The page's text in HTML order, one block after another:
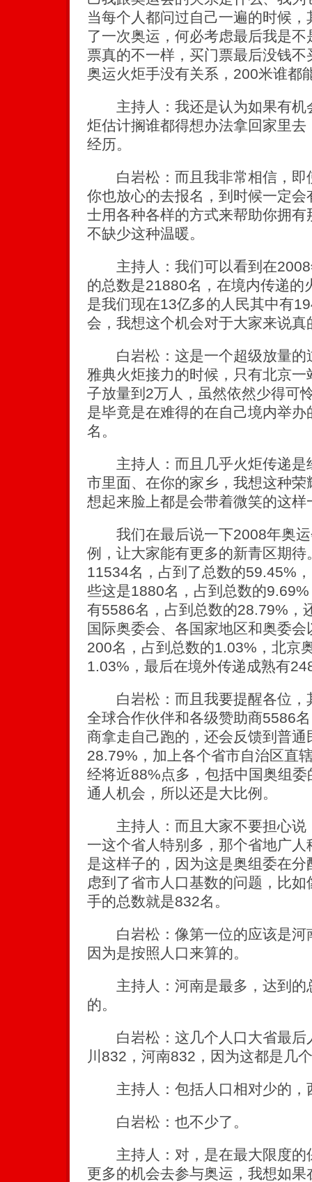
当每个人都问过自己一遍的时候
了一次奥运，何必考虑最后我是
票真的不一样，买门票最后没钱
奥运火炬手没有关系，200米谁都
主持人：我还是认为如果有机
炬估计搁谁都得想办法拿回家里
经历。
白岩松：而且我非常相信，即
你也放心的去报名，到时候一定
士用各种各样的方式来帮助你拥
不缺少这种温暖。
主持人：我们可以看到在2008
的总数是21880名，在境内传递的
是我们现在13亿多的人民其中有
会，我想这个机会对于大家来说真
白岩松：这是一个超级放量的
雅典火炬接力的时候，只有北京
子放量到2万人，虽然依然少得可
是毕竟是在难得的在自己境内举
名。
主持人：而且几乎火炬传递是
市里面、在你的家乡，我想这种
想起来脸上都是会带着微笑的这样
我们在最后说一下2008年奥运
例，让大家能有更多的新青区期
11534名，占到了总数的59.45%
些这是1880名，占到总数的
有5586名，占到总数的28.79%，
国际奥委会、各国家地区和奥委
200名，占到总数的1.03%，北京
1.03%，最后在境外传递成熟有
白岩松：而且我要提醒各位，
全球合作伙伴和各级赞助商5586
商拿走自己跑的，还会反馈到普通
28.79%，加上各个省市自治区直
经将近88%点多，包括中国奥组
通人机会，所以还是大比例。
主持人：而且大家不要担心说
一这个省人特别多，那个省地广
是这样子的，因为这是奥组委在
虑到了省市人口基数的问题，比
手的总数就是832名。
白岩松：像第一位的应该是河
因为是按照人口来算的。
主持人：河南是最多，达到的
的。
白岩松：这几个人口大省最后
川832，河南832，因为这都是几
主持人：包括人口相对少的，
白岩松：也不少了。
主持人：对，是在最大限度的
更多的机会去参与奥运，我想如